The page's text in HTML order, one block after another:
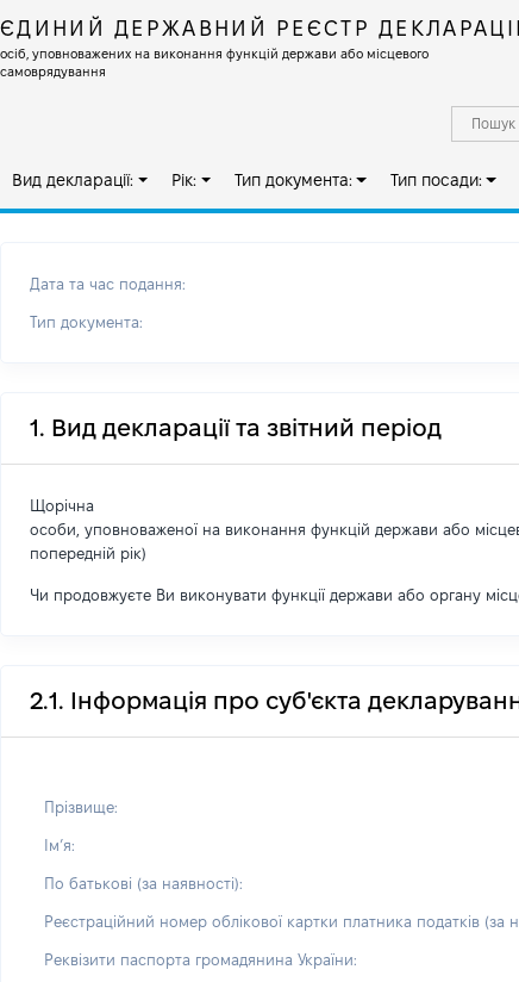
ЄДИНИЙ ДЕРЖАВНИЙ РЕЄСТР
осіб, уповноважених на виконання функцій держави або місцевого
самоврядування
Вид декларації: Рік: Тип документа: Тип посади:
Дата та час подання:
Тип документа:
1. Вид декларації та звітний період
Щорічна
особи, уповноваженої на виконання функцій держави або
попередній рік)
Чи продовжуєте Ви виконувати функції держави або органу
2.1. Інформація про суб'єкта
Прізвище:
Імʼя:
По батькові (за наявності):
Реєстраційний номер облікової картки платника податків (за
Реквізити паспорта громадянина України: